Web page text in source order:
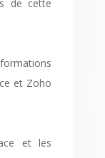
de cette
et Zoho
et les